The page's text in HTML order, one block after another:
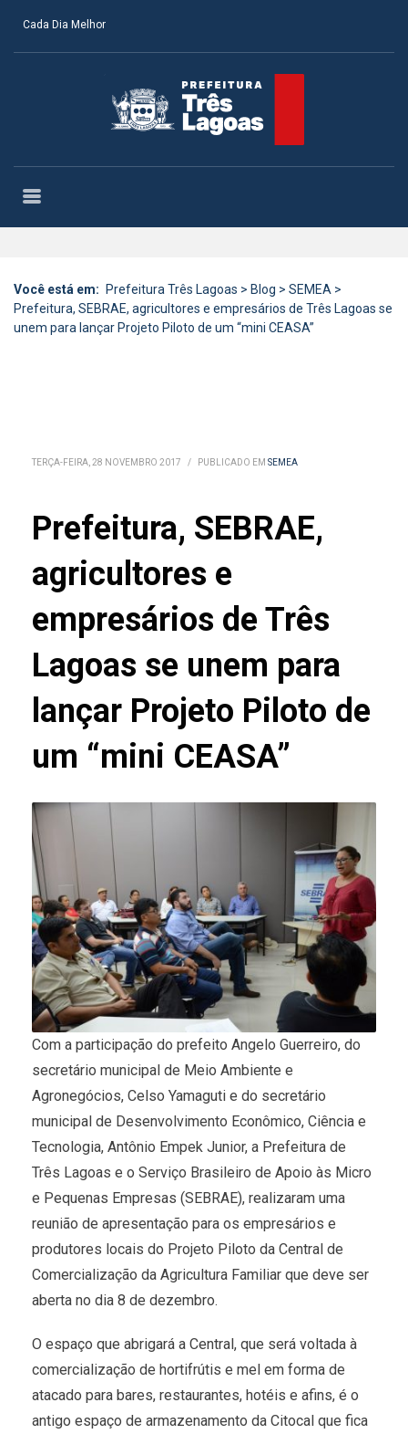
Cada Dia Melhor
Você está em: Prefeitura Três Lagoas > Blog > SEMEA >
Prefeitura, SEBRAE, agricultores e empresários de Três Lagoas se
unem para lançar Projeto Piloto de um “mini CEASA”
TERÇA-FEIRA, 28 NOVEMBRO 2017 / PUBLICADO EM SEMEA
Prefeitura, SEBRAE,
agricultores e
empresários de Três
Lagoas se unem para
lançar Projeto Piloto de
um “mini CEASA”
Com a participação do prefeito Angelo Guerreiro, do
secretário municipal de Meio Ambiente e
Agronegócios, Celso Yamaguti e do secretário
municipal de Desenvolvimento Econômico, Ciência e
Tecnologia, Antônio Empek Junior, a Prefeitura de
Três Lagoas e o Serviço Brasileiro de Apoio às Micro
e Pequenas Empresas (SEBRAE), realizaram uma
reunião de apresentação para os empresários e
produtores locais do Projeto Piloto da Central de
Comercialização da Agricultura Familiar que deve ser
aberta no dia 8 de dezembro.
O espaço que abrigará a Central, que será voltada à
comercialização de hortifrútis e mel em forma de
atacado para bares, restaurantes, hotéis e afins, é o
antigo espaço de armazenamento da Citocal que fica